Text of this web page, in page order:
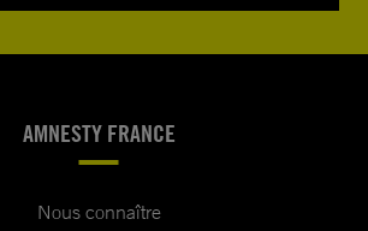
AMNESTY FRANCE
Nous connaître